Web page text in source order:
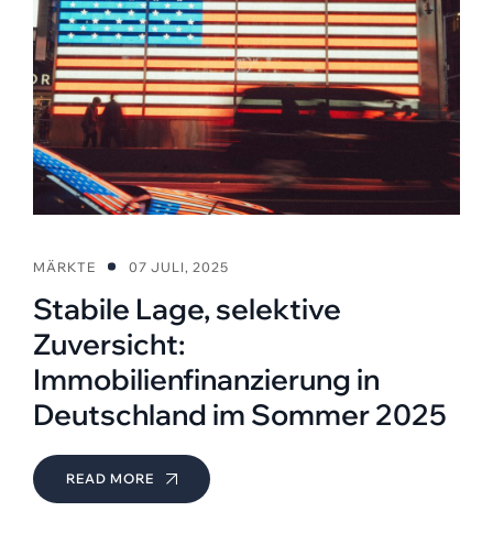
MÄRKTE 07 JULI, 2025
Stabile Lage, selektive
Zuversicht:
Immobilienfinanzierung in
Deutschland im Sommer 2025
READ MORE